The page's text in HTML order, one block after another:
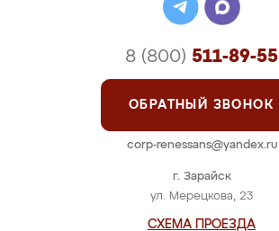
г. Зарайск
ул. Мерецкова, 23
СХЕМА ПРОЕЗДА
8 (800) 511-89-55
ОБРАТНЫЙ ЗВОНОК
corp-renessans@yandex.ru